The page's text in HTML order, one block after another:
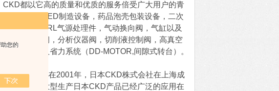
您的
都以它高的质量和优质的服务倍受广大用户的青
，CCFL,LED制造设备，药品泡壳包装设备，二次
制系统（FRL气源处理件，气动换向阀，气缸以及
阀，马达阀，分析仪器阀，切削液控制阀，高真空
体阀）以及省力系统（DD-MOTOR,间隙式转台）。
认证，在2001年，日本CKD株式会社在上海成
无锡建立大型生产日本CKD产品已经广泛的应用在